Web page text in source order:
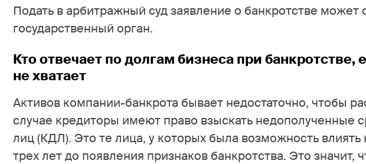
Подать в арбитражный суд заявление о банкротстве может
государственный орган.
Кто отвечает по долгам бизнеса при
не хватает
Активов компании-банкрота бывает недостаточно, чтобы
случае кредиторы имеют право взыскать недополученные
лиц (КДЛ). Это те лица, у которых была возможность влиять
трех лет до появления признаков банкротства. Это значит,